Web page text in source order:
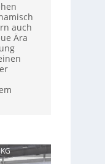
auch
Ära